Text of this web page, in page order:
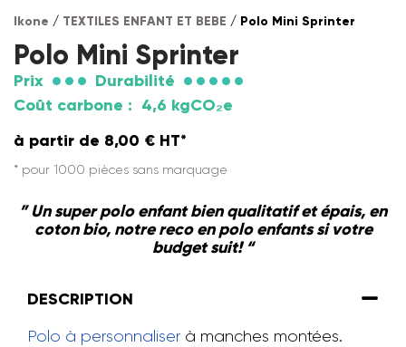
Ikone / TEXTILES ENFANT ET BEBE / Polo Mini Sprinter
Polo Mini Sprinter
Prix
Durabilité
Coût carbone : 4,6 kgCO₂e
à partir de 8,00 € HT*
* pour 1000 pièces sans marquage
” Un super polo enfant bien qualitatif et épais, en
coton bio, notre reco en polo enfants si votre
budget suit! “
DESCRIPTION
Polo à personnaliser à manches montées.